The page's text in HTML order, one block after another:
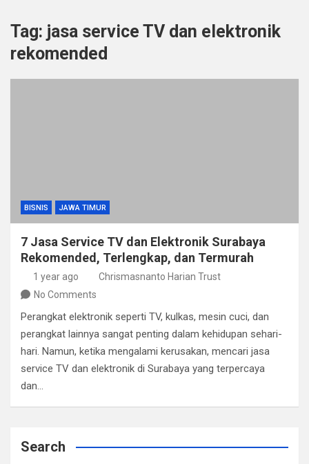
Tag: jasa service TV dan elektronik
rekomended
BISNIS JAWA TIMUR
7 Jasa Service TV dan Elektronik Surabaya
Rekomended, Terlengkap, dan Termurah
1 year ago
Chrismasnanto Harian Trust
No Comments
Perangkat elektronik seperti TV, kulkas, mesin cuci, dan
perangkat lainnya sangat penting dalam kehidupan sehari-
hari. Namun, ketika mengalami kerusakan, mencari jasa
service TV dan elektronik di Surabaya yang terpercaya
dan…
Search